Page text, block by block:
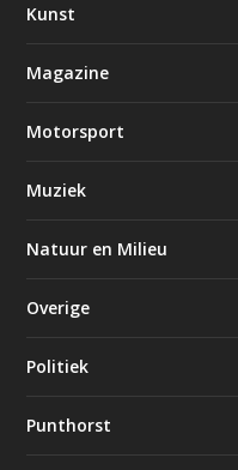
Kunst
Magazine
Motorsport
Muziek
Natuur en Milieu
Overige
Politiek
Punthorst